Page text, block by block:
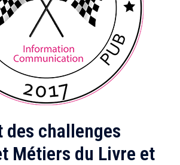
des challenges
Métiers du Livre et